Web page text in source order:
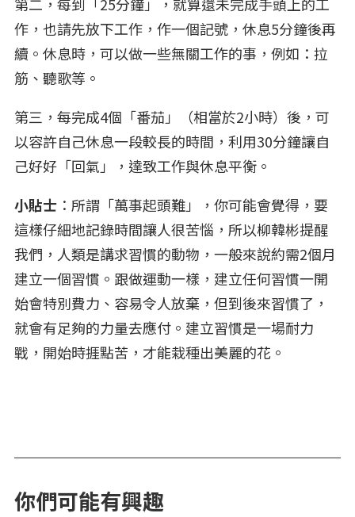
作，也請先放下工作，作一個記號，休息5分鐘後再
續。休息時，可以做一些無關工作的事，例如：拉
筋、聽歌等。
第三，每完成4個「番茄」（相當於2小時）後，可
以容許自己休息一段較長的時間，利用30分鐘讓自
己好好「回氣」，達致工作與休息平衡。
小貼士 ：所謂「萬事起頭難」，你可能會覺得，要
這樣仔細地記錄時間讓人很苦惱，所以柳韓彬提醒
我們，人類是講求習慣的動物，一般來說約需2個月
建立一個習慣。跟做運動一樣，建立任何習慣一開
始會特別費力、容易令人放棄，但到後來習慣了，
就會有足夠的力量去應付。建立習慣是一場耐力
戰，開始時捱點苦，才能栽種出美麗的花。
你們可能有興趣